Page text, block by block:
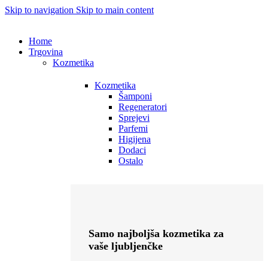
Skip to navigation Skip to main content
Home
Trgovina
Kozmetika
Kozmetika
Šamponi
Regeneratori
Sprejevi
Parfemi
Higijena
Dodaci
Ostalo
Samo najboljša kozmetika za
vaše ljubljenčke